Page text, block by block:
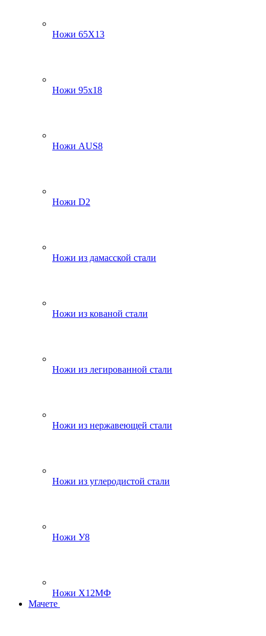
Ножи 65Х13
Ножи 95х18
Ножи AUS8
Ножи D2
Ножи из дамасской стали
Ножи из кованой стали
Ножи из легированной стали
Ножи из нержавеющей стали
Ножи из углеродистой стали
Ножи У8
Ножи Х12МФ
Мачете